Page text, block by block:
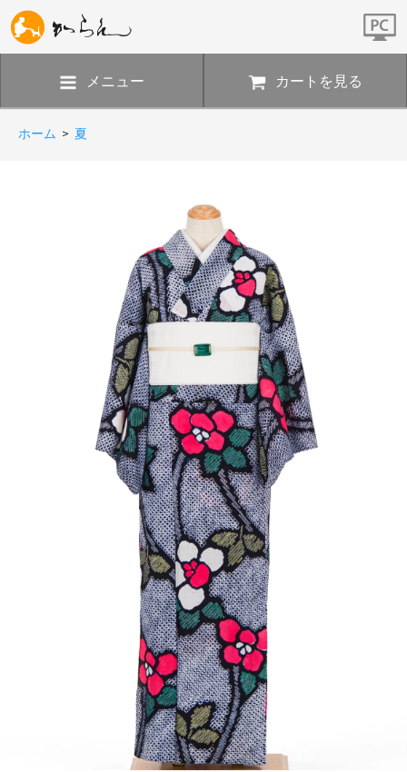
メニュー カートを見る
ホーム > 夏